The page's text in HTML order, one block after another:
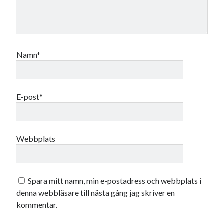
Logga in
Namn*
E-post*
Webbplats
Spara mitt namn, min e-postadress och webbplats i
denna webbläsare till nästa gång jag skriver en
kommentar.